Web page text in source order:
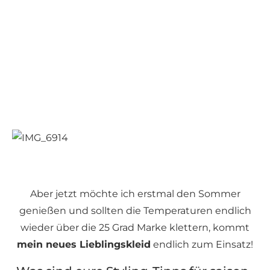
Aber jetzt möchte ich erstmal den Sommer
genießen und sollten die Temperaturen endlich
wieder über die 25 Grad Marke klettern, kommt
mein neues Lieblingskleid endlich zum Einsatz!